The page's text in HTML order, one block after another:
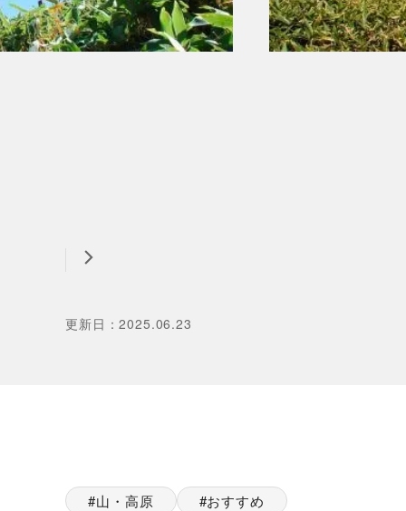
更新日 ：2025.06.23
山・高原 おすすめ